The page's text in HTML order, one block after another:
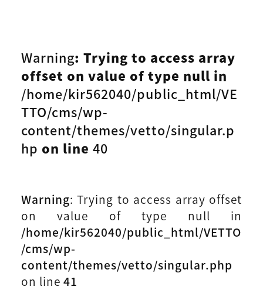
Warning: Trying to access array
offset on value of type null in
/home/kir562040/public_html/VE
TTO/cms/wp-
content/themes/vetto/singular.p
hp on line 40
Warning: Trying to access array offset
on value of type null in
/home/kir562040/public_html/VETTO
/cms/wp-
content/themes/vetto/singular.php
on line 41